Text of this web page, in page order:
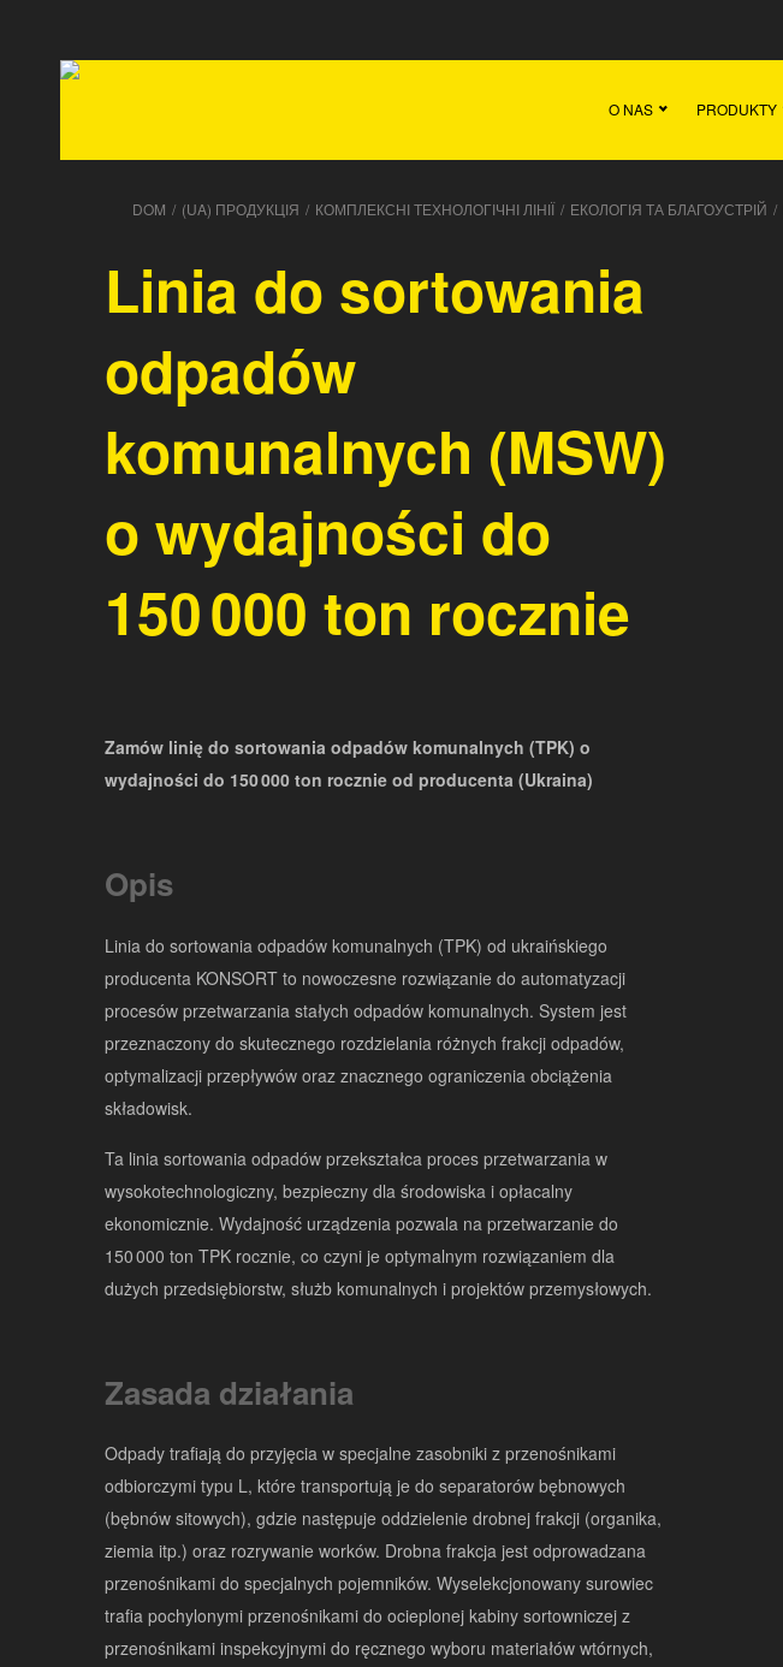
O NAS PRODUKTY
DOM / (UA) ПРОДУКЦІЯ / КОМПЛЕКСНІ ТЕХНОЛОГІЧНІ ЛІНІЇ / ЕКОЛОГІЯ ТА БЛАГОУСТРІЙ /
Linia do sortowania
odpadów
komunalnych (MSW)
o wydajności do
150 000 ton rocznie
Zamów linię do sortowania odpadów komunalnych (TPK) o
wydajności do 150 000 ton rocznie od producenta (Ukraina)
Opis
Linia do sortowania odpadów komunalnych (TPK) od ukraińskiego
producenta KONSORT to nowoczesne rozwiązanie do automatyzacji
procesów przetwarzania stałych odpadów komunalnych. System jest
przeznaczony do skutecznego rozdzielania różnych frakcji odpadów,
optymalizacji przepływów oraz znacznego ograniczenia obciążenia
składowisk.
Ta linia sortowania odpadów przekształca proces przetwarzania w
wysokotechnologiczny, bezpieczny dla środowiska i opłacalny
ekonomicznie. Wydajność urządzenia pozwala na przetwarzanie do
150 000 ton TPK rocznie, co czyni je optymalnym rozwiązaniem dla
dużych przedsiębiorstw, służb komunalnych i projektów przemysłowych.
Zasada działania
Odpady trafiają do przyjęcia w specjalne zasobniki z przenośnikami
odbiorczymi typu L, które transportują je do separatorów bębnowych
(bębnów sitowych), gdzie następuje oddzielenie drobnej frakcji (organika,
ziemia itp.) oraz rozrywanie worków. Drobna frakcja jest odprowadzana
przenośnikami do specjalnych pojemników. Wyselekcjonowany surowiec
trafia pochylonymi przenośnikami do ocieplonej kabiny sortowniczej z
przenośnikami inspekcyjnymi do ręcznego wyboru materiałów wtórnych,